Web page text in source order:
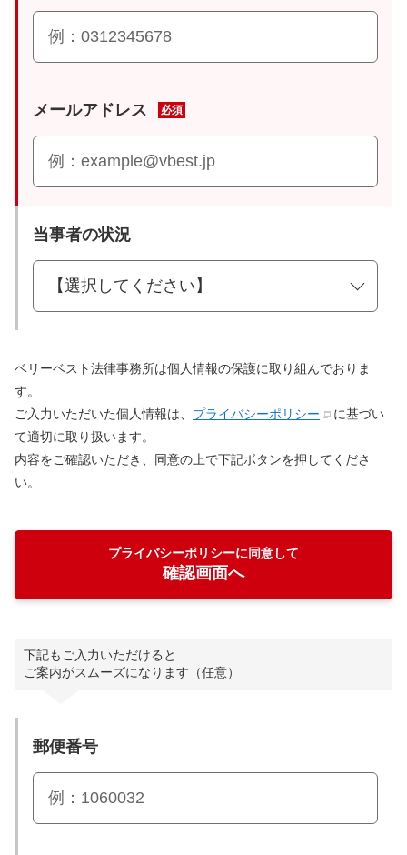
メールアドレス 必須
当事者の状況
ベリーベスト法律事務所は個人情報の保護に取り組んでおりま
す。
ご入力いただいた個人情報は、 プライバシーポリシー
に基づい
て適切に取り扱います。
内容をご確認いただき、同意の上で下記ボタンを押してくださ
い。
プライバシーポリシーに同意して
確認画面へ
下記もご入力いただけると
ご案内がスムーズになります（任意）
郵便番号